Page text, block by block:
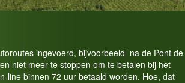
ingevoerd, bijvoorbeeld na de Pont de
niet meer te stoppen om te betalen bij het
line binnen 72 uur betaald worden. Hoe, dat